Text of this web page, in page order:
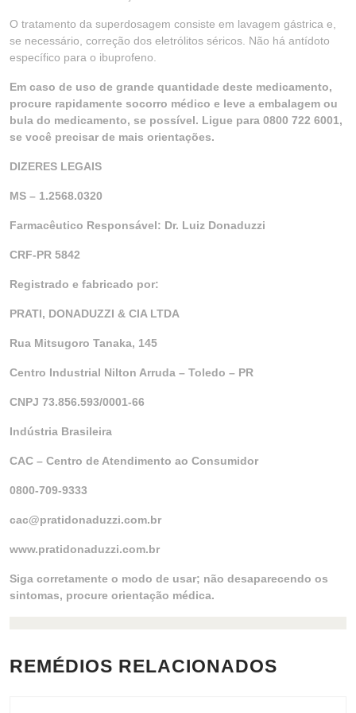
O tratamento da superdosagem consiste em lavagem gástrica e,
se necessário, correção dos eletrólitos séricos. Não há antídoto
específico para o ibuprofeno.
Em caso de uso de grande quantidade deste medicamento,
procure rapidamente socorro médico e leve a embalagem ou
bula do medicamento, se possível. Ligue para 0800 722 6001,
se você precisar de mais orientações.
DIZERES LEGAIS
MS – 1.2568.0320
Farmacêutico Responsável: Dr. Luiz Donaduzzi
CRF-PR 5842
Registrado e fabricado por:
PRATI, DONADUZZI & CIA LTDA
Rua Mitsugoro Tanaka, 145
Centro Industrial Nilton Arruda – Toledo – PR
CNPJ 73.856.593/0001-66
Indústria Brasileira
CAC – Centro de Atendimento ao Consumidor
0800-709-9333
cac@pratidonaduzzi.com.br
www.pratidonaduzzi.com.br
Siga corretamente o modo de usar; não desaparecendo os
sintomas, procure orientação médica.
REMÉDIOS RELACIONADOS